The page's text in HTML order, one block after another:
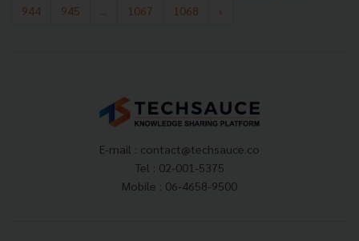
944
945 1067 1068 ›
E-mail : contact@techsauce.co
Tel : 02-001-5375
Mobile : 06-4658-9500